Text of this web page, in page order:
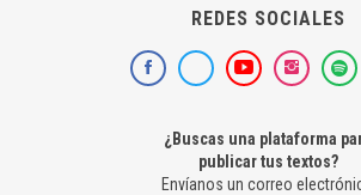
REDES SOCIALES
¿Buscas una plataforma
publicar tus textos?
Envíanos un correo